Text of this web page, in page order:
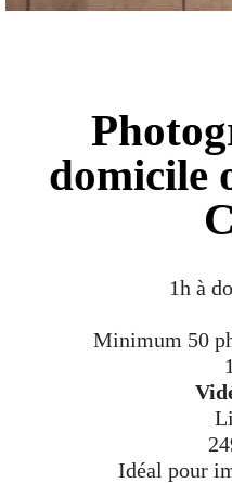
domicile
1h à
Minimum 50
Idéal pour